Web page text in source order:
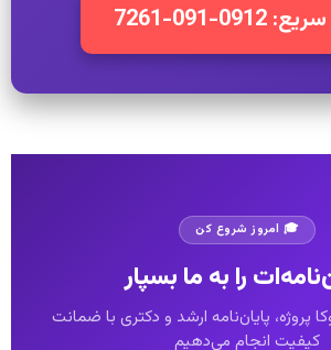
091-7261
🎓 امروز شروع کن
را به ما بسپار
پایان‌نامه ارشد و دکتری با ضمانت
کیفیت انجام می‌دهیم